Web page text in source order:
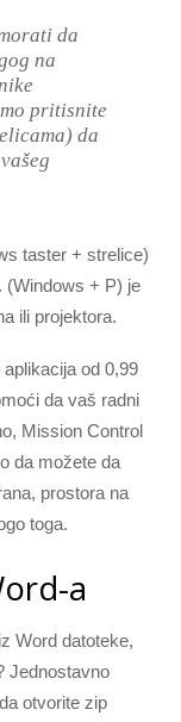
da
na
pritisnite
da
taster + strelice)
(Windows + P) je
ili projektora.
od 0,99
da vaš radni
Mission Control
da možete da
prostora na
toga.
a
Word datoteke,
Jednostavno
otvorite zip